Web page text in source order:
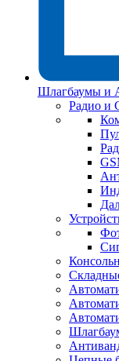
Шлагбаумы и
Радио и